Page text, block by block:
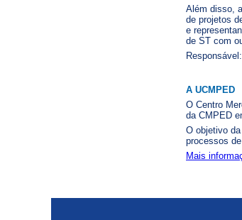
Além disso,
de projetos
e
de ST com
A UCMPED
O Centro
da CMPED
O objetivo
processos
Mais